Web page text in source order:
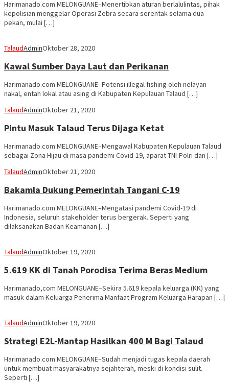
Harimanado.com MELONGUANE–Menertibkan aturan berlalulintas, pihak
kepolisian menggelar Operasi Zebra secara serentak selama dua
pekan, mulai […]
TalaudAdminOktober 28, 2020
Kawal Sumber Daya Laut dan Perikanan
Harimanado.com MELONGUANE–Potensi illegal fishing oleh nelayan
nakal, entah lokal atau asing di Kabupaten Kepulauan Talaud […]
TalaudAdminOktober 21, 2020
Pintu Masuk Talaud Terus Dijaga Ketat
Harimanado.com MELONGUANE–Mengawal Kabupaten Kepulauan Talaud
sebagai Zona Hijau di masa pandemi Covid-19, aparat TNI-Polri dan […]
TalaudAdminOktober 21, 2020
Bakamla Dukung Pemerintah Tangani C-19
Harimanado.com MELONGUANE–Mengatasi pandemi Covid-19 di
Indonesia, seluruh stakeholder terus bergerak. Seperti yang
dilaksanakan Badan Keamanan […]
TalaudAdminOktober 19, 2020
5.619 KK di Tanah Porodisa Terima Beras Medium
Harimanado,com MELONGUANE–Sekira 5.619 kepala keluarga (KK) yang
masuk dalam Keluarga Penerima Manfaat Program Keluarga Harapan […]
TalaudAdminOktober 19, 2020
Strategi E2L-Mantap Hasilkan 400 M Bagi Talaud
Harimanado.com MELONGUANE–Sudah menjadi tugas kepala daerah
untuk membuat masyarakatnya sejahterah, meski di kondisi sulit.
Seperti […]